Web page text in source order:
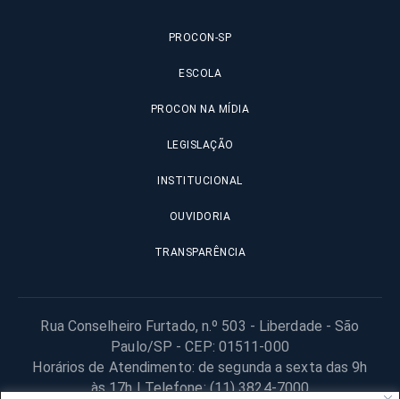
PROCON-SP
ESCOLA
PROCON NA MÍDIA
LEGISLAÇÃO
INSTITUCIONAL
OUVIDORIA
TRANSPARÊNCIA
Rua Conselheiro Furtado, n.º 503 - Liberdade - São
Paulo/SP - CEP: 01511-000
Horários de Atendimento: de segunda a sexta das 9h
às 17h | Telefone: (11) 3824-7000